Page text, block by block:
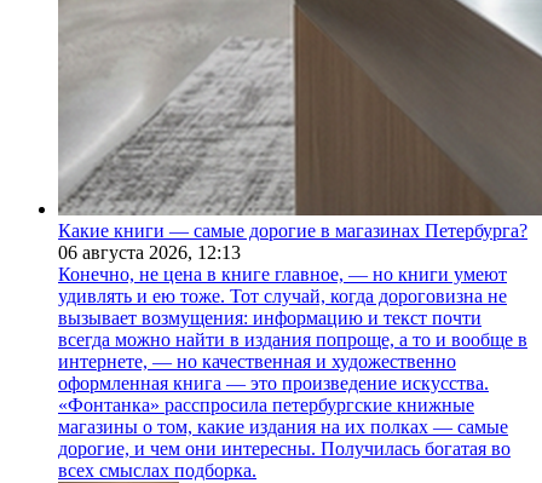
Какие книги — самые дорогие в магазинах Петербурга?
06 августа 2026, 12:13
Конечно, не цена в книге главное, — но книги умеют
удивлять и ею тоже. Тот случай, когда дороговизна не
вызывает возмущения: информацию и текст почти
всегда можно найти в издания попроще, а то и вообще в
интернете, — но качественная и художественно
оформленная книга — это произведение искусства.
«Фонтанка» расспросила петербургские книжные
магазины о том, какие издания на их полках — самые
дорогие, и чем они интересны. Получилась богатая во
всех смыслах подборка.